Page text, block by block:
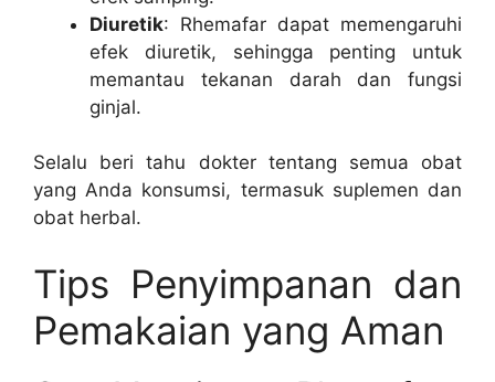
Diuretik: Rhemafar dapat memengaruhi
efek diuretik, sehingga penting untuk
memantau tekanan darah dan fungsi
ginjal.
Selalu beri tahu dokter tentang semua obat
yang Anda konsumsi, termasuk suplemen dan
obat herbal.
Tips Penyimpanan dan
Pemakaian yang Aman